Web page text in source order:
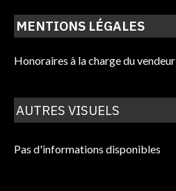
MENTIONS LÉGALES
Honoraires à la charge du vendeur
AUTRES VISUELS
Pas d'informations disponibles